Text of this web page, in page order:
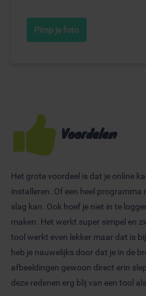
Pimp je foto
Voordelen
Het grote voordeel is dat je online
installeren. Of een heel programma
slag kan. Ook hoef je niet in te
maken. Het werkt super simpel en
tool werkt even lekker maar dat is
heb je nauwelijks door dat je in de
afbeeldingen gewoon direct erin
deze redenen erg blij van een tool